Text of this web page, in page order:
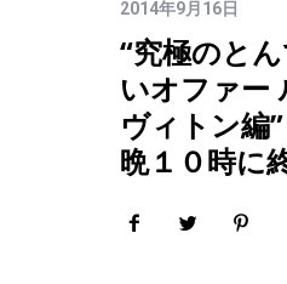
2014年9月16日
“究極のと
いオファー
ヴィトン編
晩１０時に